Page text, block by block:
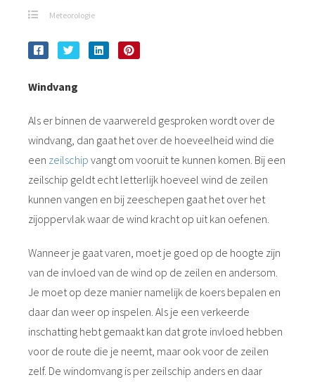
Meteorologie
Windvang
Als er binnen de vaarwereld gesproken wordt over de
windvang, dan gaat het over de hoeveelheid wind die
een zeilschip vangt om vooruit te kunnen komen. Bij een
zeilschip geldt echt letterlijk hoeveel wind de zeilen
kunnen vangen en bij zeeschepen gaat het over het
zijoppervlak waar de wind kracht op uit kan oefenen.
Wanneer je gaat varen, moet je goed op de hoogte zijn
van de invloed van de wind op de zeilen en andersom.
Je moet op deze manier namelijk de koers bepalen en
daar dan weer op inspelen. Als je een verkeerde
inschatting hebt gemaakt kan dat grote invloed hebben
voor de route die je neemt, maar ook voor de zeilen
zelf. De windomvang is per zeilschip anders en daar